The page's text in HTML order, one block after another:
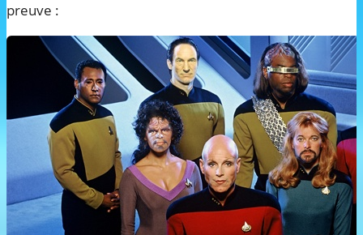
preuve :